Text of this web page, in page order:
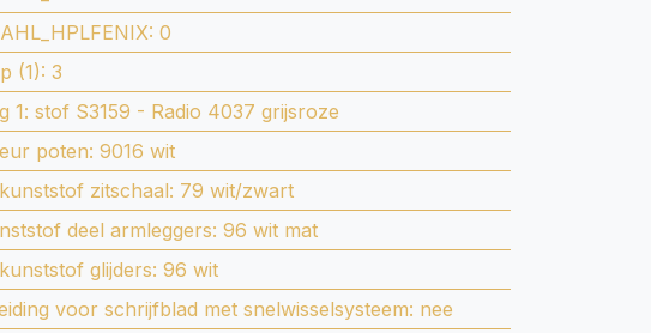
: 0
(1): 3
1: stof S3159 - Radio 4037 grijsroze
poten: 9016 wit
zitschaal: 79 wit/zwart
deel armleggers: 96 wit mat
glijders: 96 wit
voor schrijfblad met snelwisselsysteem: nee